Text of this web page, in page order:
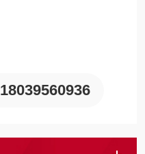
18039560936